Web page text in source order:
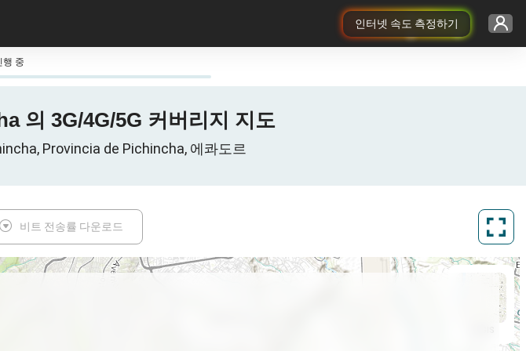
인터넷 속도 측정하기
행 중
의 3G/4G/5G 커버리지 지도
Provincia de Pichincha, 에콰도르
비트 전송률 다운로드